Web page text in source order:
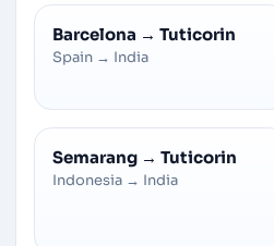
Barcelona → Tuticorin
Spain → India
Semarang → Tuticorin
Indonesia → India